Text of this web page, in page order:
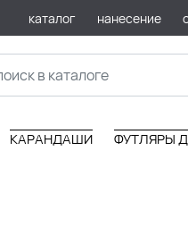
каталог нанесение
КАРАНДАШИ ФУТЛЯРЫ